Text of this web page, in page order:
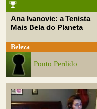
Ana Ivanovic: a Tenista
Mais Bela do Planeta
Beleza
Ponto Perdido